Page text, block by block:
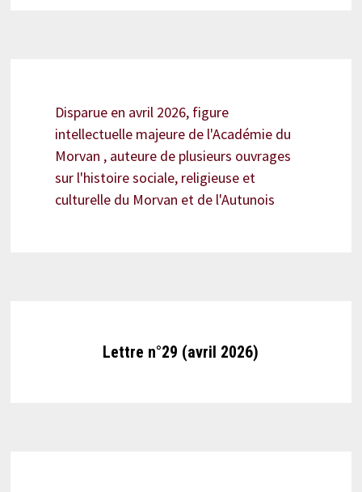
Disparue en avril 2026, figure
intellectuelle majeure de l'Académie du
Morvan , auteure de plusieurs ouvrages
sur l'histoire sociale, religieuse et
culturelle du Morvan et de l'Autunois
Lettre n°29 (avril 2026)